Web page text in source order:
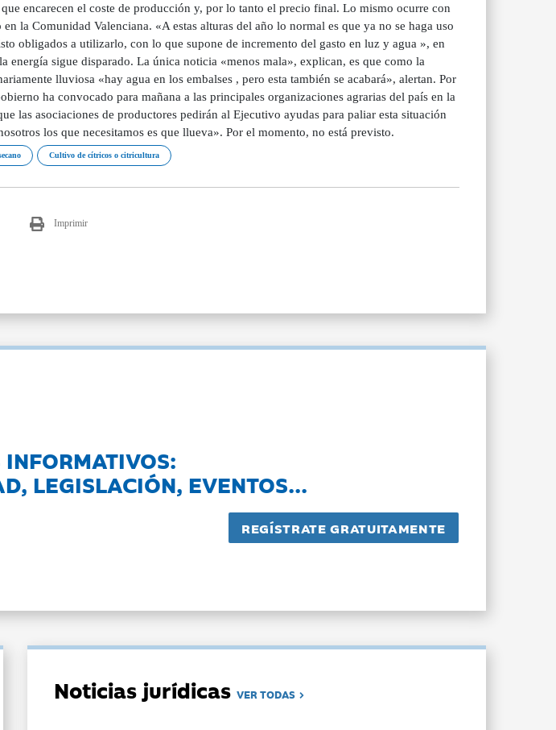
encarecen el coste de producción y, por lo tanto el precio final. Lo mismo ocurre con
la Comunidad Valenciana. «A estas alturas del año lo normal es que ya no se haga uso
obligados a utilizarlo, con lo que supone de incremento del gasto en luz y agua », en
energía sigue disparado. La única noticia «menos mala», explican, es que como la
lluviosa «hay agua en los embalses , pero esta también se acabará», alertan. Por
ha convocado para mañana a las principales organizaciones agrarias del país en la
las asociaciones de productores pedirán al Ejecutivo ayudas para paliar esta situación
los que necesitamos es que llueva». Por el momento, no está previsto.
Cultivo de cítricos o citricultura
Imprimir
LEGISLACIÓN, EVENTOS...
Noticias jurídicasVER TODAS